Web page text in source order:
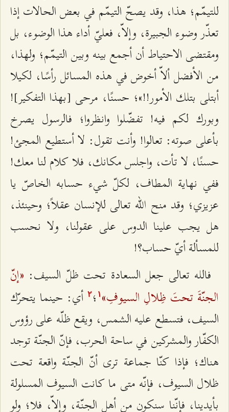
للتيمّم؛ هذا، وقد يصحّ التيمّم في بعض الحالات إذا
تعذّر وضوء الجبيرة، وإلاّ، فعليّ أداء هذا الوضوء، بل
ومقتضى الاحتياط أن أجمع بينه وبين التيمّم؛ ولهذا،
من الأفضل ألاّ أخوض في هذه المسائل رأسًا، لكيلا
أبتلى بتلك الأمور!!»؛ حسنًا، مرحى [بهذا التفكير]!
وبورك لكم فيه! تفضّلوا وانظروا؛ فالرسول يصرخ
بأعلى صوته: تعالوا! وأنت تقول: لا أستطيع المجئ!
حسنًا، لا تأت، واجلس مكانك، فلا كلام لنا معك!
ففي نهاية المطاف، لكلّ شيء حسابه الخاصّ يا
عزيزي؛ وقد منح الله تعالى للإنسان عقلاً؛ وحينئذ،
هل يجب علينا الدوس على عقولنا، ولا نحسب
للمسألة أيّ حساب؟!
فالله تعالى جعل السعادة تحت ظلّ السيف: «إنّ
الجنّةَ تحتَ ظِلالِ السيوفِ» ۱ ؛٢ أي: حينما يتحرّك
السيف، فتسطع عليه الشمس، ويقع ظلّه على رؤوس
الكفّار والمشركين في ساحة الحرب، فإنّ الجنّة توجد
هناك؛ فإذا كنّا جماعة ترى أنّ الجنّة واقعة تحت
ظلال السيوف، فإنّه متى ما كانت السيوف المسلولة
بأيدينا، فإنّنا سنكون من أهل الجنّة، وإلاّ، فلا؛ ولو